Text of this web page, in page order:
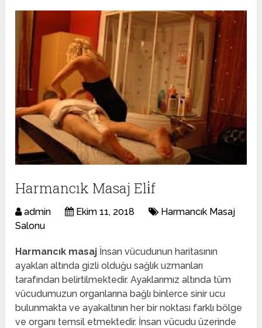
Harmancık Masaj Eli̇f
admin Ekim 11, 2018
Harmancık Masaj
Salonu
Harmancık masaj İnsan vücudunun haritasının
ayakları altında gizli olduğu sağlık uzmanları
tarafından belirtilmektedir. Ayaklarımız altında tüm
vücudumuzun organlarına bağlı binlerce sinir ucu
bulunmakta ve ayakaltının her bir noktası farklı bölge
ve organı temsil etmektedir. İnsan vücudu üzerinde